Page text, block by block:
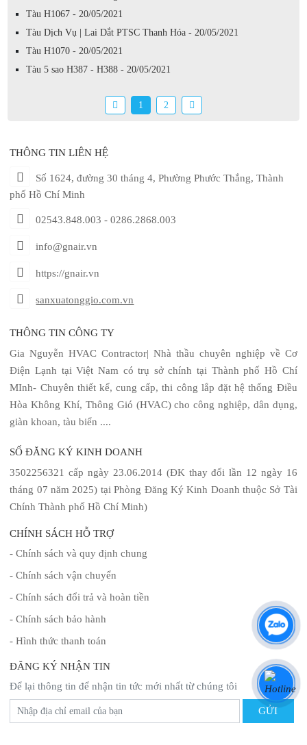
Tàu H1067 - 20/05/2021
Tàu Dịch Vụ | Lai Dắt PTSC Thanh Hóa - 20/05/2021
Tàu H1070 - 20/05/2021
Tàu 5 sao H387 - H388 - 20/05/2021
1 2
THÔNG TIN LIÊN HỆ
Số 1624, đường 30 tháng 4, Phường Phước Thắng, Thành
phố Hồ Chí Minh
02543.848.003 - 0286.2868.003
info@gnair.vn
https://gnair.vn
sanxuatonggio.com.vn
THÔNG TIN CÔNG TY
Gia Nguyễn HVAC Contractor| Nhà thầu chuyên nghiệp về Cơ
Điện Lạnh tại Việt Nam có trụ sở chính tại Thành phố Hồ Chí
MInh- Chuyên thiết kế, cung cấp, thi công lắp đặt hệ thống Điều
Hòa Không Khí, Thông Gió (HVAC) cho công nghiệp, dân dụng,
giàn khoan, tàu biển ....
SỐ ĐĂNG KÝ KINH DOANH
3502256321 cấp ngày 23.06.2014 (ĐK thay đổi lần 12 ngày 16
tháng 07 năm 2025) tại Phòng Đăng Ký Kinh Doanh thuộc Sở Tài
Chính Thành phố Hồ Chí Minh)
CHÍNH SÁCH HỖ TRỢ
- Chính sách và quy định chung
- Chính sách vận chuyển
- Chính sách đổi trả và hoàn tiền
- Chính sách bảo hành
- Hình thức thanh toán
ĐĂNG KÝ NHẬN TIN
Để lại thông tin để nhận tin tức mới nhất từ chúng tôi